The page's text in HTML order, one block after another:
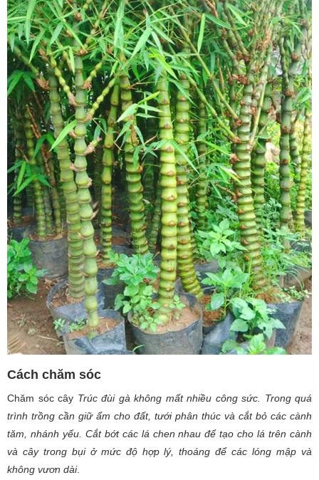
Cách chăm sóc
Chăm sóc cây Trúc đùi gà không mất nhiều công sức. Trong quá
trình trồng cần giữ ẩm cho đất, tưới phân thúc và cắt bỏ các cành
tăm, nhánh yếu. Cắt bớt các lá chen nhau để tạo cho lá trên cành
và cây trong bụi ở mức độ hợp lý, thoáng để các lóng mập và
không vươn dài.